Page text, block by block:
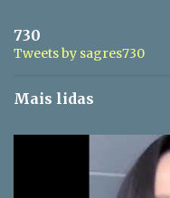
730
Tweets by sagres730
Mais lidas